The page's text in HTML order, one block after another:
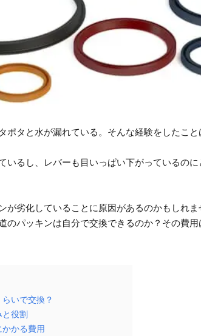
ポタと水が漏れている。そんな経験をしたこと
いるし、レバーも目いっぱい下がっているの
が劣化していることに原因があるのかもしれま
のパッキンは自分で交換できるのか？その費
いで交換？
役割
かる費用